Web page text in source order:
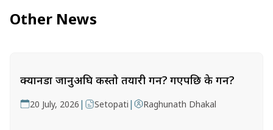
Other News
क्यानडा जानुअघि कस्तो तयारी गर्ने? गएपछि के गर्ने?
20 July, 2026 | Setopati | Raghunath Dhakal